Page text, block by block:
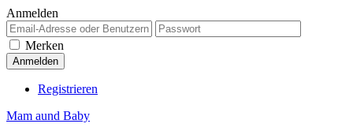
Anmelden
Merken
Registrieren
Mam aund Baby